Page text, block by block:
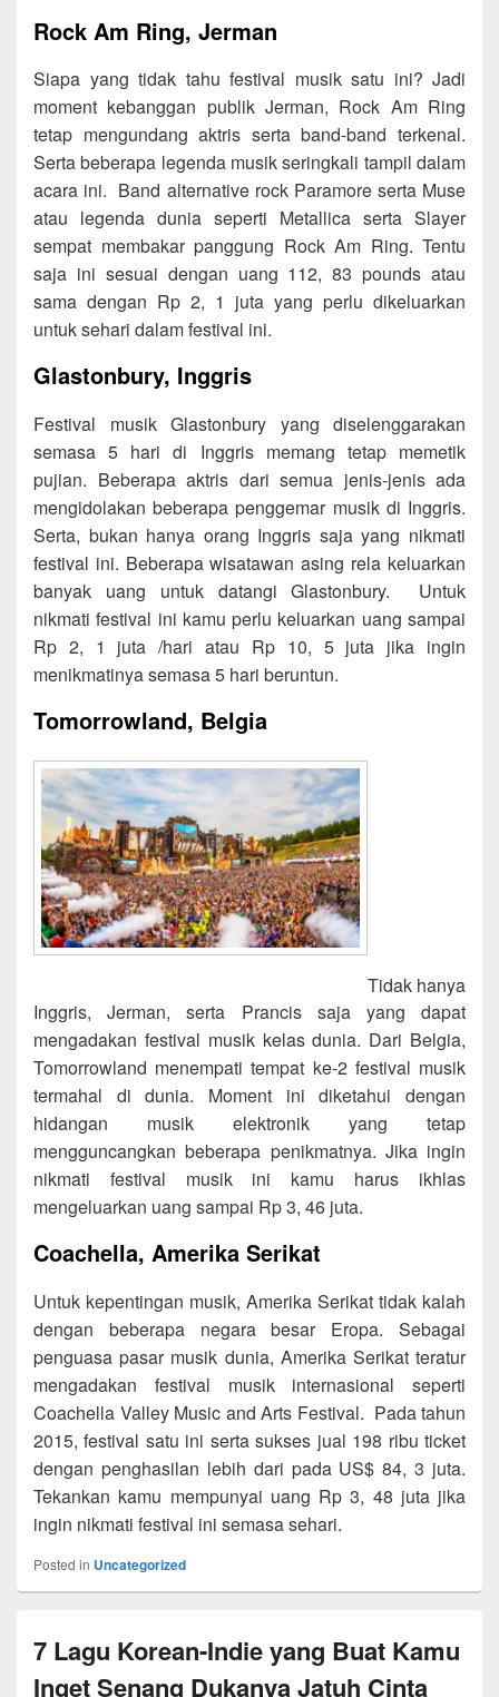
Rock Am Ring, Jerman
Siapa yang tidak tahu festival musik satu ini? Jadi
moment kebanggan publik Jerman, Rock Am Ring
tetap mengundang aktris serta band-band terkenal.
Serta beberapa legenda musik seringkali tampil dalam
acara ini. Band alternative rock Paramore serta Muse
atau legenda dunia seperti Metallica serta Slayer
sempat membakar panggung Rock Am Ring. Tentu
saja ini sesuai dengan uang 112, 83 pounds atau
sama dengan Rp 2, 1 juta yang perlu dikeluarkan
untuk sehari dalam festival ini.
Glastonbury, Inggris
Festival musik Glastonbury yang diselenggarakan
semasa 5 hari di Inggris memang tetap memetik
pujian. Beberapa aktris dari semua jenis-jenis ada
mengidolakan beberapa penggemar musik di Inggris.
Serta, bukan hanya orang Inggris saja yang nikmati
festival ini. Beberapa wisatawan asing rela keluarkan
banyak uang untuk datangi Glastonbury. Untuk
nikmati festival ini kamu perlu keluarkan uang sampai
Rp 2, 1 juta /hari atau Rp 10, 5 juta jika ingin
menikmatinya semasa 5 hari beruntun.
Tomorrowland, Belgia
Tidak hanya
Inggris, Jerman, serta Prancis saja yang dapat
mengadakan festival musik kelas dunia. Dari Belgia,
Tomorrowland menempati tempat ke-2 festival musik
termahal di dunia. Moment ini diketahui dengan
hidangan musik elektronik yang tetap
mengguncangkan beberapa penikmatnya. Jika ingin
nikmati festival musik ini kamu harus ikhlas
mengeluarkan uang sampai Rp 3, 46 juta.
Coachella, Amerika Serikat
Untuk kepentingan musik, Amerika Serikat tidak kalah
dengan beberapa negara besar Eropa. Sebagai
penguasa pasar musik dunia, Amerika Serikat teratur
mengadakan festival musik internasional seperti
Coachella Valley Music and Arts Festival. Pada tahun
2015, festival satu ini serta sukses jual 198 ribu ticket
dengan penghasilan lebih dari pada US$ 84, 3 juta.
Tekankan kamu mempunyai uang Rp 3, 48 juta jika
ingin nikmati festival ini semasa sehari.
Posted in Uncategorized
7 Lagu Korean-Indie yang Buat Kamu
Inget Senang Dukanya Jatuh Cinta